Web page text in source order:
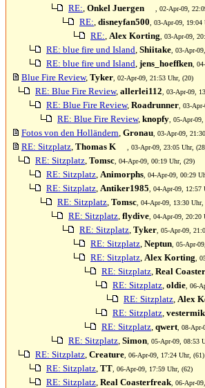
RE:, Onkel Juergen , 02-Apr-09,
RE:, disneyfan500 , 03-Apr-09,
RE:, Alex Korting , 03-Apr-09,
RE: blue fire und Island, Shiitake , 03-Apr-
RE: blue fire und Island, jens_hoeffken ,
Blue Fire Review, Tyker , 02-Apr-09, 21:53 Uhr, (20)
RE: Blue Fire Review, allerlei112 , 03-Apr-09,
RE: Blue Fire Review, Roadrunner , 03-
RE: Blue Fire Review, knopfy , 05-Apr-
Fotos von den Holländern, Gronau , 03-Apr-09,
RE: Sitzplatz, Thomas K , 03-Apr-09, 23:05 Uhr,
RE: Sitzplatz, Tomsc , 04-Apr-09, 00:19 Uhr, (29)
RE: Sitzplatz, Animorphs , 04-Apr-09, 00:29
RE: Sitzplatz, Antiker1985 , 04-Apr-09, 12:57
RE: Sitzplatz, Tomsc , 04-Apr-09, 13:30
RE: Sitzplatz, flydive , 04-Apr-09, 20:20
RE: Sitzplatz, Tyker , 05-Apr-09,
RE: Sitzplatz, Neptun , 05-Apr-
RE: Sitzplatz, Alex Korting ,
RE: Sitzplatz, Real
RE: Sitzplatz, oldie , 06-
RE: Sitzplatz, Alex
RE: Sitzplatz,
RE: Sitzplatz, qwert , 08-
RE: Sitzplatz, Simon , 05-Apr-09, 08:53
RE: Sitzplatz, Creature , 06-Apr-09, 17:24 Uhr, (61)
RE: Sitzplatz, TT , 06-Apr-09, 17:59 Uhr, (62)
RE: Sitzplatz, Real Coasterfreak , 06-Apr-